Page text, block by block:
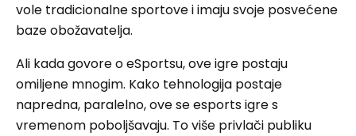
vole tradicionalne sportove i imaju svoje posvećene
baze obožavatelja.
Ali kada govore o eSportsu, ove igre postaju
omiljene mnogim. Kako tehnologija postaje
napredna, paralelno, ove se esports igre s
vremenom poboljšavaju. To više privlači publiku